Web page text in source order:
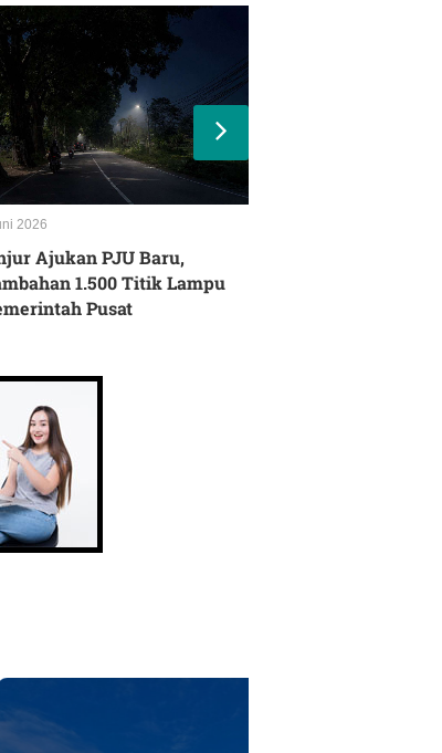
2026
Ajukan PJU Baru,
1.500 Titik Lampu
Pusat